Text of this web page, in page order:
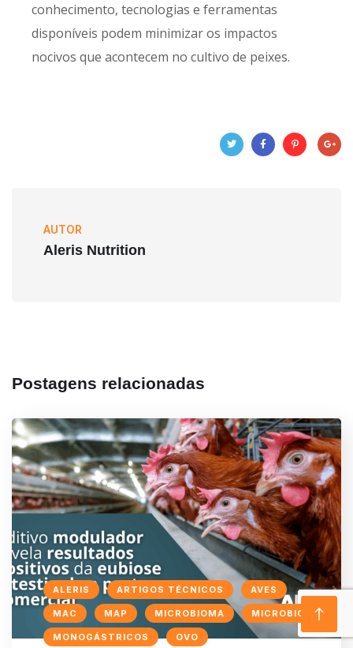
conhecimento, tecnologias e ferramentas
disponíveis podem minimizar os impactos
nocivos que acontecem no cultivo de peixes.
AUTOR
Aleris Nutrition
Postagens relacionadas
ALERIS ARTIGOS TÉCNICOS AVES
MAC MAP MICROBIOMA MICROBIOTA
MONOGÁSTRICOS OVO